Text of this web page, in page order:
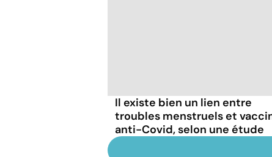
Il existe bien un lien entre
troubles menstruels et
anti-Covid, selon une étude